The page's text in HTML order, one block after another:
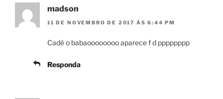
madson
11 DE NOVEMBRO DE 2017 ÀS 6:44 PM
Cadê o babaoooooooo aparece f d pppppppp
Responda